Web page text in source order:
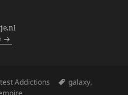
Addictions Tags
galaxy,